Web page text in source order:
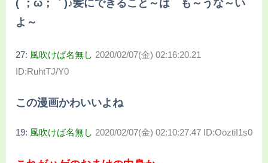
(´；ω；｀)♪髪にできること～は も～うな～い
よ～
27: 風吹けば名無し 2020/02/07(金) 02:16:20.21
ID:RuhtTJ/Y0
この漫画かわいいよね
19: 風吹けば名無し 2020/02/07(金) 02:10:27.47 ID:OoztiI1s0